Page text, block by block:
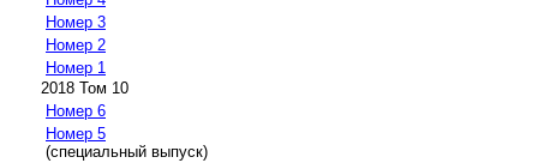
Номер 3
Номер 2
Номер 1
2018 Том 10
Номер 6
Номер 5
(специальный выпуск)